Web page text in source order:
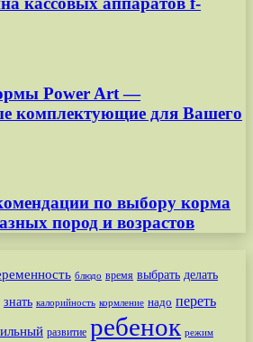
Power Art —
комплектующие для Вашего
по выбору корма
пород и возрастов
блюдо время выбрать делать
знать калорийность кормление надо переть
развитие ребенок режим